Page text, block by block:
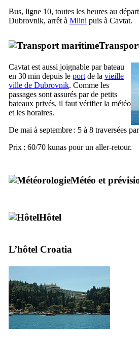
Bus, ligne 10, toutes les heures au
Dubrovnik, arrêt à Mlini puis à Cavtat.
Cavtat est aussi joignable par bateau
en 30 min depuis le port de la vieille
ville de Dubrovnik. Comme les
passages sont assurés par de petits
bateaux privés, il faut vérifier la météo
et les horaires.
De mai à septembre : 5 à 8 traversées
Prix : 60/70 kunas pour un aller-retour.
Météo et
Hôtel
L’hôtel Croatia